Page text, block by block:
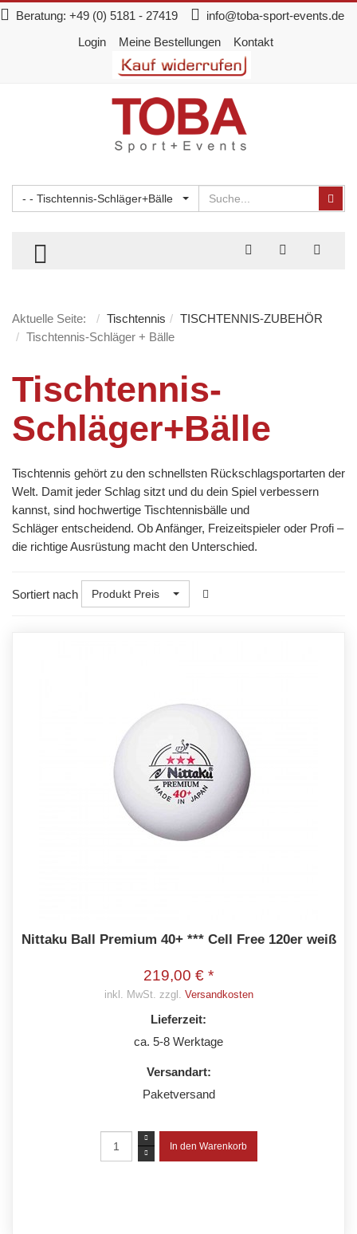
Beratung: +49 (0) 5181 - 27419
info@toba-sport-events.de
Login
Meine Bestellungen Kontakt
- - Tischtennis-Schläger+Bälle Suchen
TOGGLE MENU
Aktuelle Seite: Tischtennis
TISCHTENNIS-ZUBEHÖR
Tischtennis-Schläger + Bälle
Tischtennis-
Schläger+Bälle
Tischtennis gehört zu den schnellsten Rückschlagsportarten der
Welt. Damit jeder Schlag sitzt und du dein Spiel verbessern
kannst, sind hochwertige Tischtennisbälle und
Schläger entscheidend. Ob Anfänger, Freizeitspieler oder Profi –
die richtige Ausrüstung macht den Unterschied.
Sortiert nach Produkt Preis
Nittaku Ball Premium 40+ *** Cell Free 120er weiß
219,00 € *
inkl. MwSt. zzgl. Versandkosten
Lieferzeit:
ca. 5-8 Werktage
Versandart:
Paketversand